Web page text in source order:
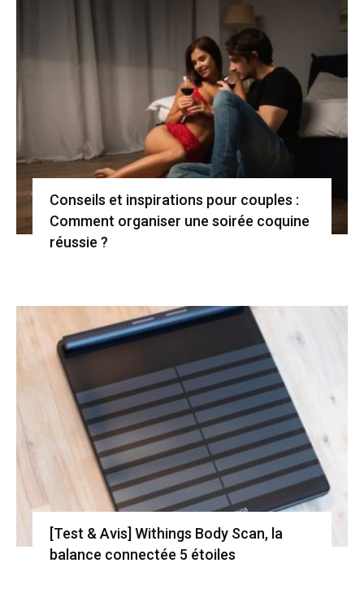
Conseils et inspirations pour couples :
Comment organiser une soirée coquine
réussie ?
[Test & Avis] Withings Body Scan, la
balance connectée 5 étoiles